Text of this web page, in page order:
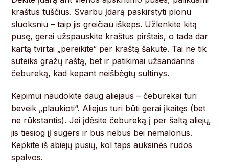
kraštus tuščius. Svarbu įdarą paskirstyti plonu
sluoksniu – taip jis greičiau iškeps. Užlenkite kitą
pusę, gerai užspauskite kraštus pirštais, o tada dar
kartą tvirtai „pereikite“ per kraštą šakute. Tai ne tik
suteiks gražų raštą, bet ir patikimai užsandarins
čebureką, kad kepant neišbėgtų sultinys.
Kepimui naudokite daug aliejaus – čeburekai turi
beveik „plaukioti“. Aliejus turi būti gerai įkaitęs (bet
ne rūkstantis). Jei įdėsite čebureką į per šaltą aliejų,
jis tiesiog jį sugers ir bus riebus bei nemalonus.
Kepkite iš abiejų pusių, kol taps auksinės rudos
spalvos.